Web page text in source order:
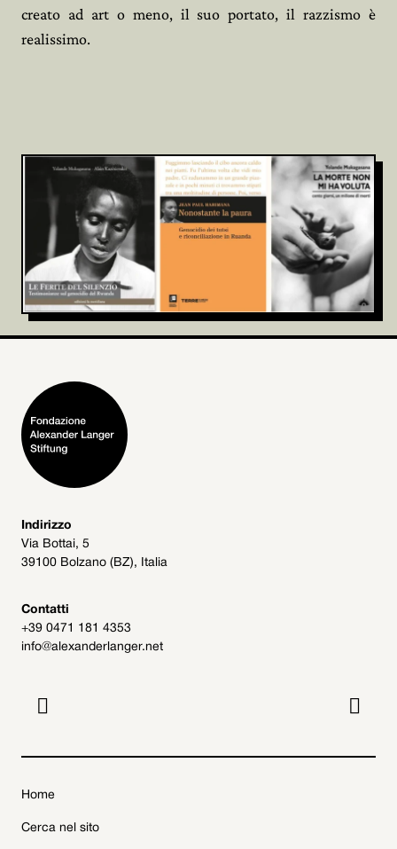
creato ad art o meno, il suo portato, il razzismo è
realissimo.
Indirizzo
Via Bottai, 5
39100 Bolzano (BZ), Italia
Contatti
+39 0471 181 4353
info@alexanderlanger.net
 
Home
Cerca nel sito